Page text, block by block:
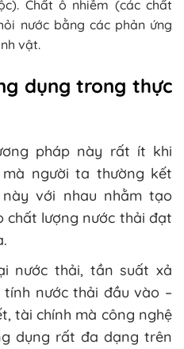
Chất ô nhiễm (các chất
nước bằng các phản ứng
vật.
dụng trong thực
pháp này rất ít khi
người ta thường kết
với nhau nhằm tạo
chất lượng nước thải đạt
nước thải, tần suất xả
nước thải đầu vào –
tài chính mà công nghệ
dụng rất đa dạng trên